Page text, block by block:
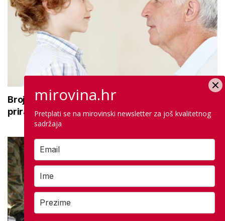
Broj rođenih raste dok broj umrlih pada: Prirodni
prirast svejedno je negativan
mirovina.hr
Pretplati se na mirovinski newsletter za još kvalitetnog
sadržaja